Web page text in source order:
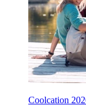
Coolcation